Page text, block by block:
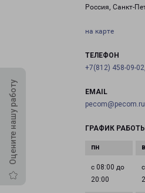
Оцените нашу работу
Россия, Санкт-
на карте
ТЕЛЕФОН
+7(812) 458-09-
EMAIL
pecom@pecom.ru
ГРАФИК РАБОТЫ
с 08:00 до
20:00